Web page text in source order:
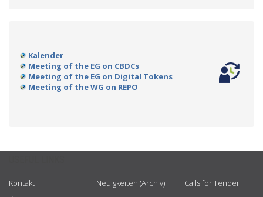
Kalender
Meeting of the EG on CBDCs
Meeting of the EG on Digital Tokens
Meeting of the WG on REPO
Kontakt
Neuigkeiten (Archiv)
Calls for Tender